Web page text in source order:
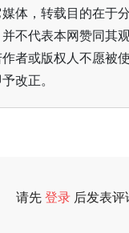
体，转载目的在于
不代表本网赞同其
者或版权人不愿被
改正。
请先登录 后发表评